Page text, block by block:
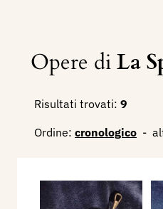
Opere diLa
Risultati trovati: 9
Ordine: cronologico -